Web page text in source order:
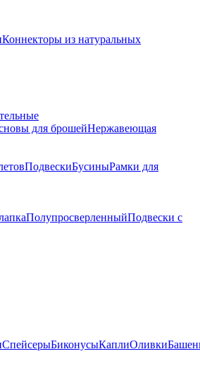
Коннекторы из натуральных
для брошейНержавеющая
ПодвескиБусиныРамки для
ПолупросверленныйПодвески с
СпейсерыБиконусыКаплиОливки